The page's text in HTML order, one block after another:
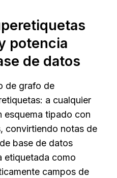
potencia
de datos
de grafo de
a cualquier
esquema tipado con
convirtiendo notas de
base de datos
etiquetada como
campos de